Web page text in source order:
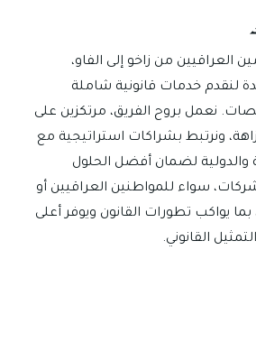
العراقيين من زاخو إلى الفاو،
لنقدم خدمات قانونية شاملة
نعمل بروح الفريق، مرتكزين على
ونرتبط بشراكات استراتيجية مع
لضمان أفضل الحلول
سواء للمواطنين العراقيين أو
يواكب تطورات القانون ويوفر أعلى
القانوني.